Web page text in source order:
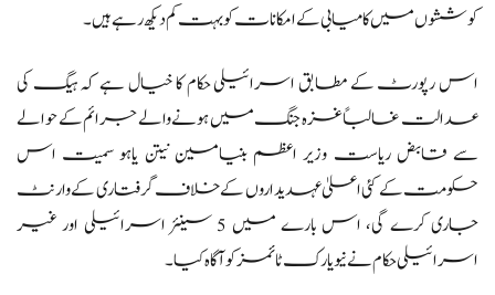
کوششوں میں کامیابی کے امکانات کو بہت کم دیکھ رہے ہیں۔
اس رپورٹ کے مطابق اسرائیلی حکام کا خیال ہے کہ ہیگ کی
عدالت غالباً غزہ جنگ میں ہونے والے جرائم کے حوالے
سے قابض ریاست وزیر اعظم بنیامین نیتن یاہو سمیت اس
حکومت کے کئی اعلیٰ عہدیداروں کے خلاف گرفتاری کے وارنٹ
جاری کرے گی، اس بارے میں 5 سینئر اسرائیلی اور غیر
اسرائیلی حکام نے نیویارک ٹائمز کو آگاہ کیا۔